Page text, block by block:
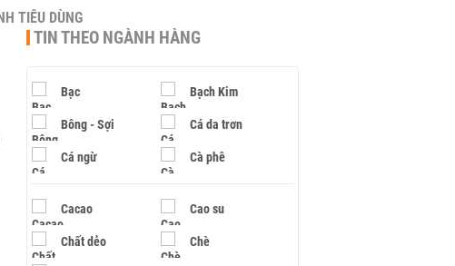
TIÊU DÙNG
TIN THEO NGÀNH HÀNG
Bạc Bạch Kim
Bông - Sợi Cá da trơn
Cá ngừ Cà phê
Cacao Cao su
Chất dẻo Chè